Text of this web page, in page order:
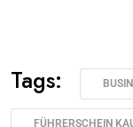
Tags:
FÜHRERSCHEIN